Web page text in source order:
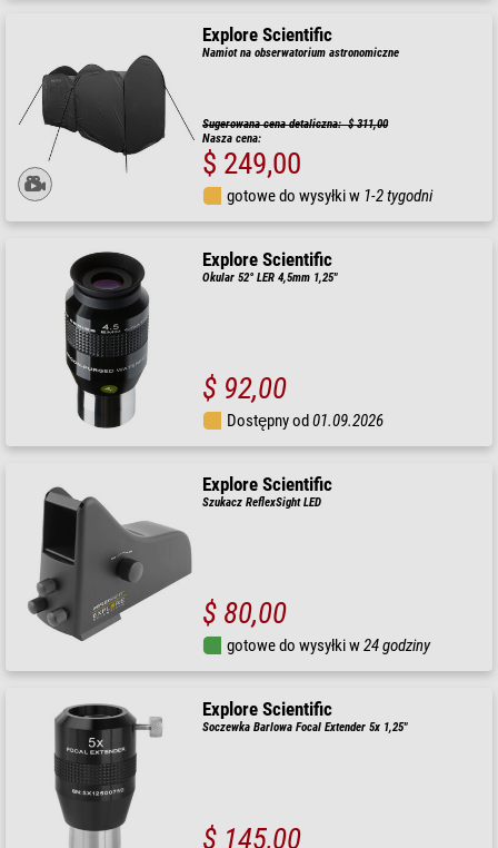
Explore Scientific
Namiot na obserwatorium astronomiczne
Sugerowana cena detaliczna: $ 311,00
Nasza cena:
$ 249,00
gotowe do wysyłki w 1-2 tygodni
Explore Scientific
Okular 52° LER 4,5mm 1,25"
$ 92,00
Dostępny od01.09.2026
Explore Scientific
Szukacz ReflexSight LED
$ 80,00
gotowe do wysyłki w24 godziny
Explore Scientific
Soczewka Barlowa Focal Extender 5x 1,25"
$ 145,00